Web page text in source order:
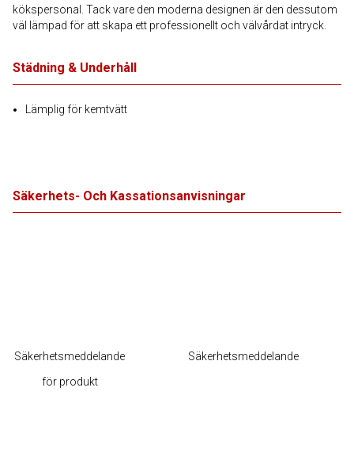
kökspersonal. Tack vare den moderna designen är den dessutom
väl lämpad för att skapa ett professionellt och välvårdat intryck.
Städning & Underhåll
Lämplig för kemtvätt
Säkerhets- Och Kassationsanvisningar
Säkerhetsmeddelande
för produkt
Säkerhetsmeddelande